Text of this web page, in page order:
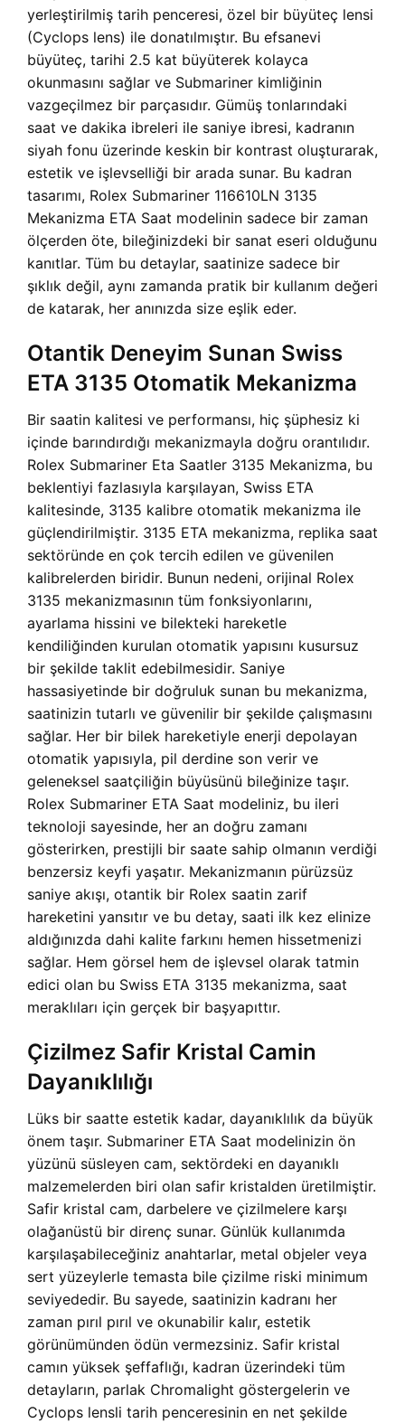
yerleştirilmiş tarih penceresi, özel bir büyüteç lensi
(Cyclops lens) ile donatılmıştır. Bu efsanevi
büyüteç, tarihi 2.5 kat büyüterek kolayca
okunmasını sağlar ve Submariner kimliğinin
vazgeçilmez bir parçasıdır. Gümüş tonlarındaki
saat ve dakika ibreleri ile saniye ibresi, kadranın
siyah fonu üzerinde keskin bir kontrast oluşturarak,
estetik ve işlevselliği bir arada sunar. Bu kadran
tasarımı, Rolex Submariner 116610LN 3135
Mekanizma ETA Saat modelinin sadece bir zaman
ölçerden öte, bileğinizdeki bir sanat eseri olduğunu
kanıtlar. Tüm bu detaylar, saatinize sadece bir
şıklık değil, aynı zamanda pratik bir kullanım değeri
de katarak, her anınızda size eşlik eder.
Otantik Deneyim Sunan Swiss
ETA 3135 Otomatik Mekanizma
Bir saatin kalitesi ve performansı, hiç şüphesiz ki
içinde barındırdığı mekanizmayla doğru orantılıdır.
Rolex Submariner Eta Saatler 3135 Mekanizma, bu
beklentiyi fazlasıyla karşılayan, Swiss ETA
kalitesinde, 3135 kalibre otomatik mekanizma ile
güçlendirilmiştir. 3135 ETA mekanizma, replika saat
sektöründe en çok tercih edilen ve güvenilen
kalibrelerden biridir. Bunun nedeni, orijinal Rolex
3135 mekanizmasının tüm fonksiyonlarını,
ayarlama hissini ve bilekteki hareketle
kendiliğinden kurulan otomatik yapısını kusursuz
bir şekilde taklit edebilmesidir. Saniye
hassasiyetinde bir doğruluk sunan bu mekanizma,
saatinizin tutarlı ve güvenilir bir şekilde çalışmasını
sağlar. Her bir bilek hareketiyle enerji depolayan
otomatik yapısıyla, pil derdine son verir ve
geleneksel saatçiliğin büyüsünü bileğinize taşır.
Rolex Submariner ETA Saat modeliniz, bu ileri
teknoloji sayesinde, her an doğru zamanı
gösterirken, prestijli bir saate sahip olmanın verdiği
benzersiz keyfi yaşatır. Mekanizmanın pürüzsüz
saniye akışı, otantik bir Rolex saatin zarif
hareketini yansıtır ve bu detay, saati ilk kez elinize
aldığınızda dahi kalite farkını hemen hissetmenizi
sağlar. Hem görsel hem de işlevsel olarak tatmin
edici olan bu Swiss ETA 3135 mekanizma, saat
meraklıları için gerçek bir başyapıttır.
Çizilmez Safir Kristal Camin
Dayanıklılığı
Lüks bir saatte estetik kadar, dayanıklılık da büyük
önem taşır. Submariner ETA Saat modelinizin ön
yüzünü süsleyen cam, sektördeki en dayanıklı
malzemelerden biri olan safir kristalden üretilmiştir.
Safir kristal cam, darbelere ve çizilmelere karşı
olağanüstü bir direnç sunar. Günlük kullanımda
karşılaşabileceğiniz anahtarlar, metal objeler veya
sert yüzeylerle temasta bile çizilme riski minimum
seviyededir. Bu sayede, saatinizin kadranı her
zaman pırıl pırıl ve okunabilir kalır, estetik
görünümünden ödün vermezsiniz. Safir kristal
camın yüksek şeffaflığı, kadran üzerindeki tüm
detayların, parlak Chromalight göstergelerin ve
Cyclops lensli tarih penceresinin en net şekilde